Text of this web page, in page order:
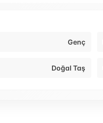
Genç
Doğal Taş